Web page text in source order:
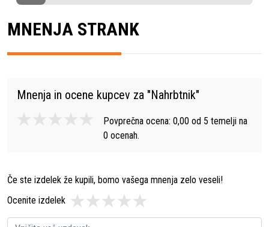
MNENJA STRANK
Mnenja in ocene kupcev za "Nahrbtnik"
Povprečna ocena: 0,00 od 5 temelji na
0 ocenah.
Če ste izdelek že kupili, bomo vašega mnenja zelo veseli!
Ocenite izdelek